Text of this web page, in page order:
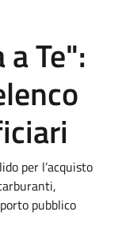
Te":
per l’acquisto
pubblico